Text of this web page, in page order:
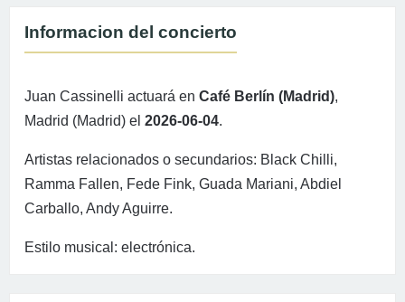
Informacion del concierto
Juan Cassinelli actuará en Café Berlín (Madrid),
Madrid (Madrid) el 2026-06-04.
Artistas relacionados o secundarios: Black Chilli,
Ramma Fallen, Fede Fink, Guada Mariani, Abdiel
Carballo, Andy Aguirre.
Estilo musical: electrónica.